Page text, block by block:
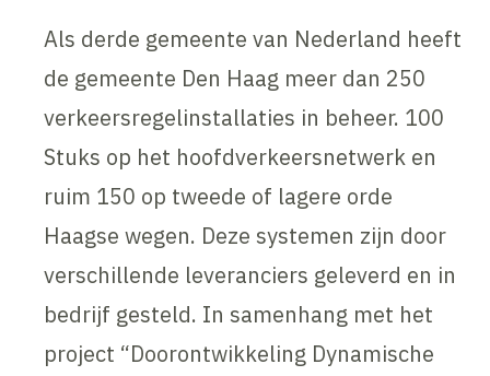
Als derde gemeente van Nederland heeft
de gemeente Den Haag meer dan 250
verkeersregelinstallaties in beheer. 100
Stuks op het hoofdverkeersnetwerk en
ruim 150 op tweede of lagere orde
Haagse wegen. Deze systemen zijn door
verschillende leveranciers geleverd en in
bedrijf gesteld. In samenhang met het
project “Doorontwikkeling Dynamische